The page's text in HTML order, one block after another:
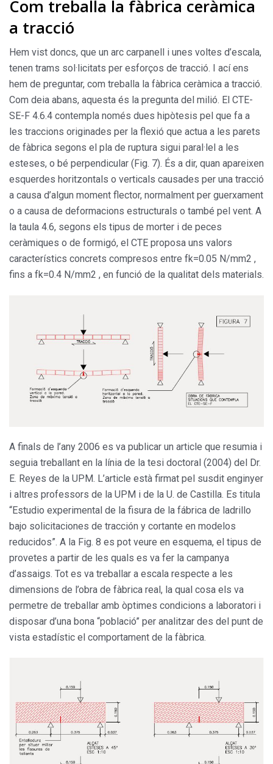
Com treballa la fàbrica ceràmica
a tracció
Hem vist doncs, que un arc carpanell i unes voltes d’escala,
tenen trams sol·licitats per esforços de tracció. I ací ens
hem de preguntar, com treballa la fàbrica ceràmica a tracció.
Com deia abans, aquesta és la pregunta del milió. El CTE-
SE-F 4.6.4 contempla només dues hipòtesis pel que fa a
les traccions originades per la flexió que actua a les parets
de fàbrica segons el pla de ruptura sigui paral·lel a les
esteses, o bé perpendicular (Fig. 7). És a dir, quan apareixen
esquerdes horitzontals o verticals causades per una tracció
a causa d’algun moment flector, normalment per guerxament
o a causa de deformacions estructurals o també pel vent. A
la taula 4.6, segons els tipus de morter i de peces
ceràmiques o de formigó, el CTE proposa uns valors
característics concrets compresos entre fk=0.05 N/mm2 ,
fins a fk=0.4 N/mm2 , en funció de la qualitat dels materials.
A finals de l’any 2006 es va publicar un article que resumia i
seguia treballant en la línia de la tesi doctoral (2004) del Dr.
E. Reyes de la UPM. L’article està firmat pel susdit enginyer
i altres professors de la UPM i de la U. de Castilla. Es titula
“Estudio experimental de la fisura de la fábrica de ladrillo
bajo solicitaciones de tracción y cortante en modelos
reducidos”. A la Fig. 8 es pot veure en esquema, el tipus de
provetes a partir de les quals es va fer la campanya
d’assaigs. Tot es va treballar a escala respecte a les
dimensions de l’obra de fàbrica real, la qual cosa els va
permetre de treballar amb òptimes condicions a laboratori i
disposar d’una bona “població” per analitzar des del punt de
vista estadístic el comportament de la fàbrica.